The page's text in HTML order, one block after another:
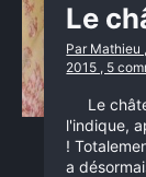
Le
Par Mathieu
2015 , 5
Le
l'indique,
!
a